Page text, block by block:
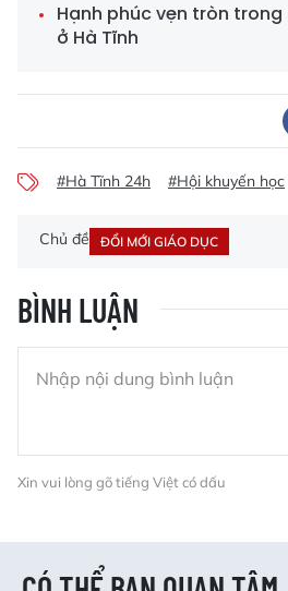
Hạnh phúc vẹn tròn
ở Hà Tĩnh
#Hà Tĩnh 24h #Hội khuyến học
Chủ đề ĐỔI MỚI GIÁO DỤC
BÌNH LUẬN
Xin vui lòng gõ tiếng Việt có dấu